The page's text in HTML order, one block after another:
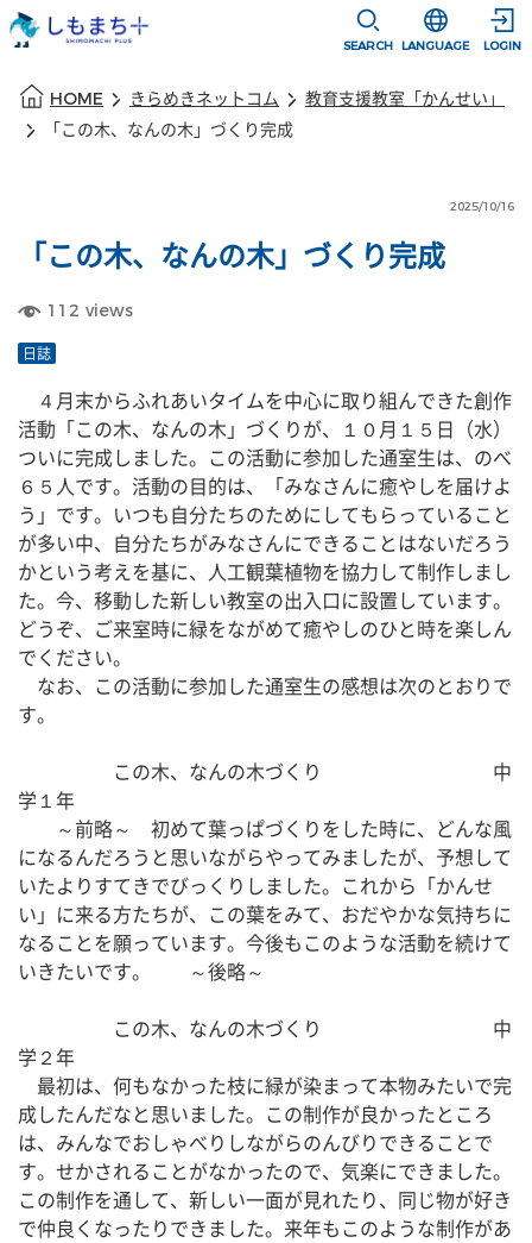
SEARCH
選択すると言
LANGUAGE LOGIN
HOME きらめきネットコム
教育支援教室「かんせい」
「この木、なんの木」づくり完成
2025/10/16
「この木、なんの木」づくり完成
112 views
日誌
４月末からふれあいタイムを中心に取り組んできた創作
活動「この木、なんの木」づくりが、１０月１５日（水）
ついに完成しました。この活動に参加した通室生は、のべ
６５人です。活動の目的は、「みなさんに癒やしを届けよ
う」です。いつも自分たちのためにしてもらっていること
が多い中、自分たちがみなさんにできることはないだろう
かという考えを基に、人工観葉植物を協力して制作しまし
た。今、移動した新しい教室の出入口に設置しています。
どうぞ、ご来室時に緑をながめて癒やしのひと時を楽しん
でください。
なお、この活動に参加した通室生の感想は次のとおりで
す。
この木、なんの木づくり　　　　　　　　　中
学１年
～前略～　初めて葉っぱづくりをした時に、どんな風
になるんだろうと思いながらやってみましたが、予想して
いたよりすてきでびっくりしました。これから「かんせ
い」に来る方たちが、この葉をみて、おだやかな気持ちに
なることを願っています。今後もこのような活動を続けて
いきたいです。　　～後略～
この木、なんの木づくり　　　　　　　　　中
学２年
最初は、何もなかった枝に緑が染まって本物みたいで完
成したんだなと思いました。この制作が良かったところ
は、みんなでおしゃべりしながらのんびりできることで
す。せかされることがなかったので、気楽にできました。
この制作を通して、新しい一面が見れたり、同じ物が好き
で仲良くなったりできました。来年もこのような制作があ